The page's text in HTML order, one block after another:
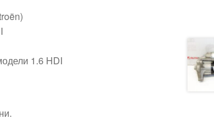
1.6 HDI